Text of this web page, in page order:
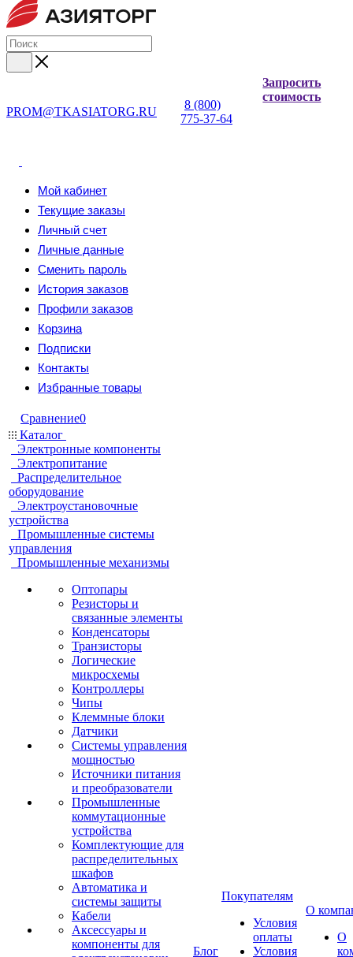
PROM@TKASIATORG.RU
8 (800)
775-37-64
Запросить
стоимость
Мой кабинет
Текущие заказы
Личный счет
Личные данные
Сменить пароль
История заказов
Профили заказов
Корзина
Подписки
Контакты
Избранные товары
Сравнение0
Каталог
Электронные компоненты
Электропитание
Распределительное
оборудование
Электроустановочные
устройства
Промышленные системы
управления
Промышленные механизмы
Оптопары
Резисторы и
связанные элементы
Конденсаторы
Транзисторы
Логические
микросхемы
Контроллеры
Чипы
Клеммные блоки
Датчики
Системы управления
мощностью
Источники питания
и преобразователи
Промышленные
коммутационные
устройства
Комплектующие для
распределительных
шкафов
Автоматика и
системы защиты
Кабели
Аксессуары и
компоненты для
Блог
Покупателям
Условия
оплаты
Условия
О
О